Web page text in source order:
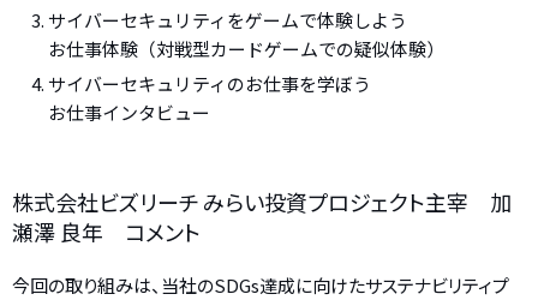
サイバーセキュリティをゲームで体験しよう
お仕事体験（対戦型カードゲームでの疑似体験）
サイバーセキュリティのお仕事を学ぼう
お仕事インタビュー
株式会社ビズリーチ みらい投資プロジェクト主宰 加
瀬澤 良年 コメント
今回の取り組みは、当社のSDGs達成に向けたサステナビリティプ